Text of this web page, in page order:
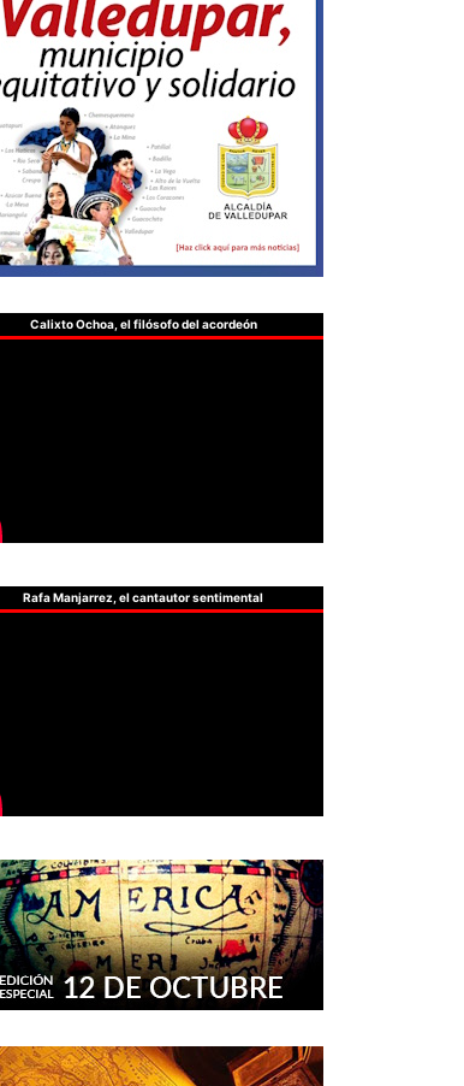
Calixto Ochoa, el filósofo del acordeón
Rafa Manjarrez, el cantautor sentimental